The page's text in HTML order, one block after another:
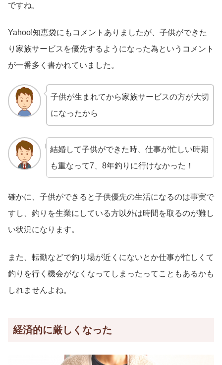
ですね。
Yahoo!知恵袋にもコメントありましたが、子供ができた
り家族サービスを優先するようになった為というコメント
が一番多く書かれていました。
子供が生まれてから家族サービスの方が大切
になったから
結婚して子供ができた時、仕事が忙しい時期
も重なって7、8年釣りに行けなかった！
確かに、子供ができると子供優先の生活になるのは事実で
すし、釣りを生業にしている方以外は時間を取るのが難し
い状況になります。
また、転勤などで釣り場が近くにないとか仕事が忙しくて
釣りを行く機会がなくなってしまったってこともあるかも
しれませんよね。
経済的に厳しくなった